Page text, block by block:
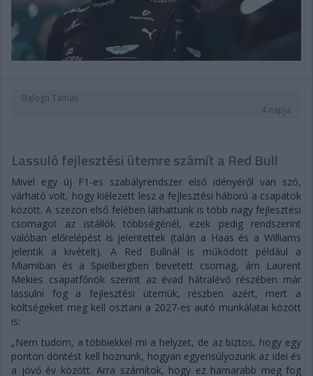
Balogh Tamás
4 napja
Lassuló fejlesztési ütemre számít a Red Bull
Mivel egy új F1-es szabályrendszer első idényéről van szó,
várható volt, hogy kiélezett lesz a fejlesztési háború a csapatok
között. A szezon első felében láthattunk is több nagy fejlesztési
csomagot az istállók többségénél, ezek pedig rendszerint
valóban előrelépést is jelentettek (talán a Haas és a Williams
jelentik a kivételt). A Red Bullnál is működött például a
Miamiban és a Spielbergben bevetett csomag, ám Laurent
Mekies csapatfőnök szerint az évad hátralévő részében már
lassulni fog a fejlesztési ütemük, részben azért, mert a
költségeket meg kell osztani a 2027-es autó munkálatai között
is:
„Nem tudom, a többiekkel mi a helyzet, de az biztos, hogy egy
ponton döntést kell hoznunk, hogyan egyensúlyozunk az idei és
a jövő év között. Arra számítok, hogy ez hamarabb meg fog